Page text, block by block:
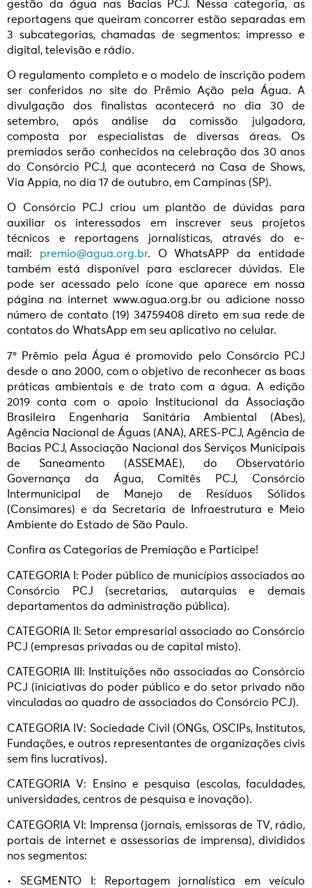
gestão da água nas Bacias PCJ. Nessa categoria, as
reportagens que queiram concorrer estão separadas em
3 subcategorias, chamadas de segmentos: impresso e
digital, televisão e rádio.
O regulamento completo e o modelo de inscrição podem
ser conferidos no site do Prêmio Ação pela Água. A
divulgação dos finalistas acontecerá no dia 30 de
setembro, após análise da comissão julgadora,
composta por especialistas de diversas áreas. Os
premiados serão conhecidos na celebração dos 30 anos
do Consórcio PCJ, que acontecerá na Casa de Shows,
Via Appia, no dia 17 de outubro, em Campinas (SP).
O Consórcio PCJ criou um plantão de dúvidas para
auxiliar os interessados em inscrever seus projetos
técnicos e reportagens jornalísticas, através do e-
mail: premio@agua.org.br. O WhatsAPP da entidade
também está disponível para esclarecer dúvidas. Ele
pode ser acessado pelo ícone que aparece em nossa
página na internet www.agua.org.br ou adicione nosso
número de contato (19) 34759408 direto em sua rede de
contatos do WhatsApp em seu aplicativo no celular.
7º Prêmio pela Água é promovido pelo Consórcio PCJ
desde o ano 2000, com o objetivo de reconhecer as boas
práticas ambientais e de trato com a água. A edição
2019 conta com o apoio Institucional da Associação
Brasileira Engenharia Sanitária Ambiental (Abes),
Agência Nacional de Águas (ANA), ARES-PCJ, Agência de
Bacias PCJ, Associação Nacional dos Serviços Municipais
de Saneamento (ASSEMAE), do Observatório
Governança da Água, Comitês PCJ, Consórcio
Intermunicipal de Manejo de Resíduos Sólidos
(Consimares) e da Secretaria de Infraestrutura e Meio
Ambiente do Estado de São Paulo.
Confira as Categorias de Premiação e Participe!
CATEGORIA I: Poder público de municípios associados ao
Consórcio PCJ (secretarias, autarquias e demais
departamentos da administração pública).
CATEGORIA II: Setor empresarial associado ao Consórcio
PCJ (empresas privadas ou de capital misto).
CATEGORIA III: Instituições não associadas ao Consórcio
PCJ (iniciativas do poder público e do setor privado não
vinculadas ao quadro de associados do Consórcio PCJ).
CATEGORIA IV: Sociedade Civil (ONGs, OSCIPs, Institutos,
Fundações, e outros representantes de organizações civis
sem fins lucrativos).
CATEGORIA V: Ensino e pesquisa (escolas, faculdades,
universidades, centros de pesquisa e inovação).
CATEGORIA VI: Imprensa (jornais, emissoras de TV, rádio,
portais de internet e assessorias de imprensa), divididos
nos segmentos:
• SEGMENTO I: Reportagem jornalística em veículo